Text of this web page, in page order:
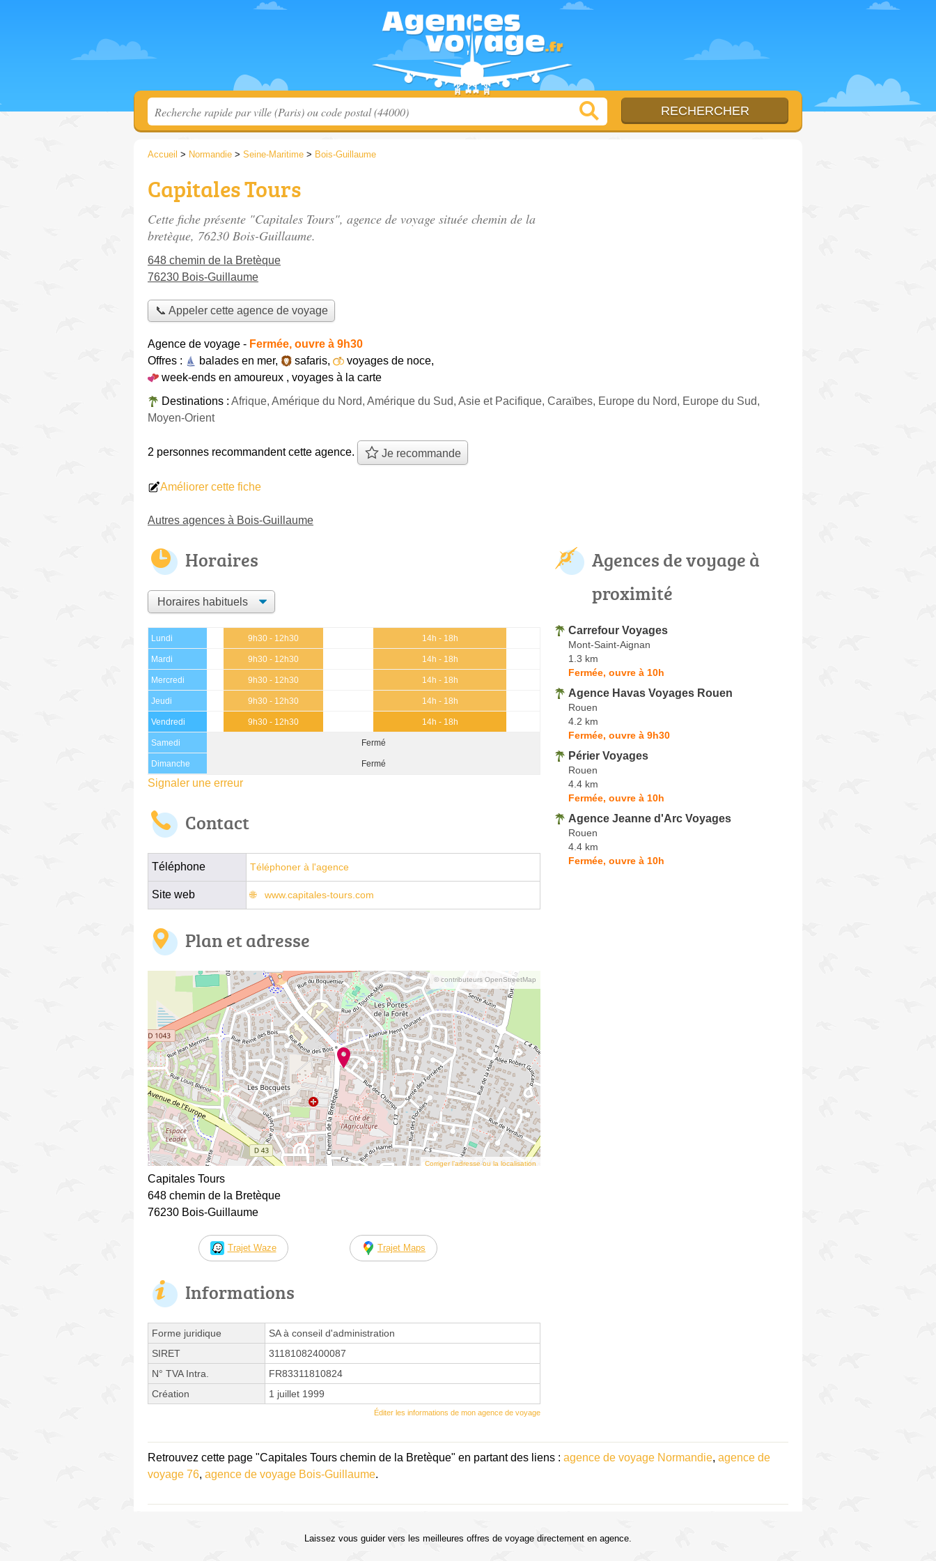
Accueil > Normandie > Seine-Maritime > Bois-Guillaume
Capitales Tours
Cette fiche présente "Capitales Tours", agence de voyage située chemin de la
bretèque, 76230 Bois-Guillaume.
648 chemin de la Bretèque
76230 Bois-Guillaume
📞 Appeler cette agence de voyage
Agence de voyage - Fermée, ouvre à 9h30
Offres :
balades en mer, safaris, voyages de noce,
week-ends en amoureux , voyages à la carte
Destinations : Afrique, Amérique du Nord, Amérique du Sud, Asie et Pacifique, Caraïbes, Europe du Nord, Europe du Sud,
Moyen-Orient
2 personnes recommandentcette agence. Je recommande
Améliorer cette fiche
Autres agences à Bois-Guillaume
Horaires
Lundi 9h30 - 12h30 14h - 18h
Mardi 9h30 - 12h30 14h - 18h
Mercredi 9h30 - 12h30 14h - 18h
Jeudi 9h30 - 12h30 14h - 18h
Vendredi 9h30 - 12h30 14h - 18h
Samedi Fermé
Dimanche Fermé
Signaler une erreur
Contact
Téléphone Téléphoner à l'agence
Site web www.capitales-tours.com
Plan et adresse
© contributeurs OpenStreetMap
Corriger l’adresse ou la localisation
Capitales Tours
648 chemin de la Bretèque
76230 Bois-Guillaume
Trajet Waze Trajet Maps
Informations
Forme juridique
SA à conseil d'administration
SIRET
31181082400087
N° TVA Intra.
FR83311810824
Création
1 juillet 1999
Éditer les informations de mon agence de voyage
Agences de voyage à
proximité
Carrefour Voyages
Mont-Saint-Aignan
1.3 km
Fermée, ouvre à 10h
Agence Havas Voyages Rouen
Rouen
4.2 km
Fermée, ouvre à 9h30
Périer Voyages
Rouen
4.4 km
Fermée, ouvre à 10h
Agence Jeanne d'Arc Voyages
Rouen
4.4 km
Fermée, ouvre à 10h
Retrouvez cette page "Capitales Tours chemin de la Bretèque" en partant des liens : agence de voyage Normandie, agence de
voyage 76, agence de voyage Bois-Guillaume.
Laissez vous guider vers les meilleures offres de voyage directement en agence.